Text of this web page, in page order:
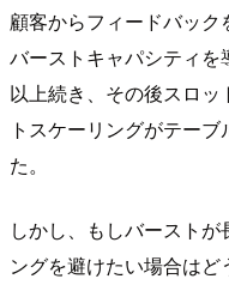
顧客からフィードバッ
バーストキャパシティ
以上続き、その後スロ
トスケーリングがテー
た。
しかし、もしバースト
ングを避けたい場合は